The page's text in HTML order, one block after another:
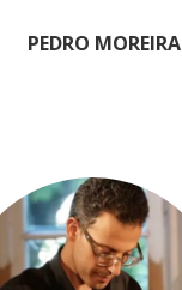
PEDRO MOREIRA